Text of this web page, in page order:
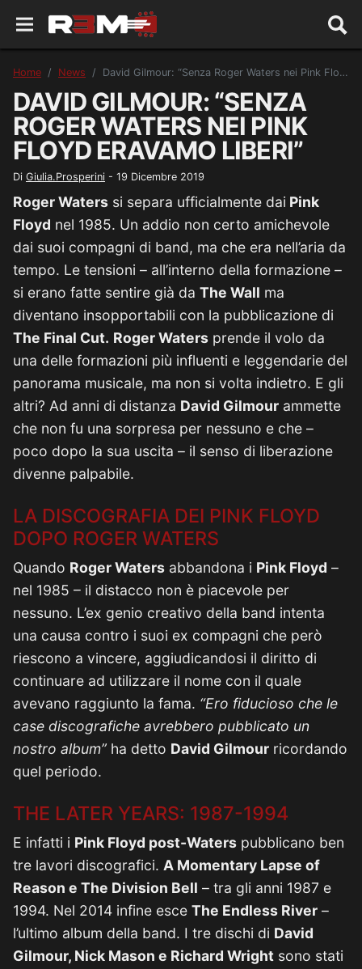
Home News David Gilmour: “Senza Roger Waters nei Pink Floyd eravamo liberi”
DAVID GILMOUR: “SENZA
ROGER WATERS NEI PINK
FLOYD ERAVAMO LIBERI”
Di Giulia.Prosperini - 19 Dicembre 2019
Roger Waters si separa ufficialmente dai Pink
Floyd nel 1985. Un addio non certo amichevole
dai suoi compagni di band, ma che era nell’aria da
tempo. Le tensioni – all’interno della formazione –
si erano fatte sentire già da The Wall ma
diventano insopportabili con la pubblicazione di
The Final Cut. Roger Waters prende il volo da
una delle formazioni più influenti e leggendarie del
panorama musicale, ma non si volta indietro. E gli
altri? Ad anni di distanza David Gilmour ammette
che non fu una sorpresa per nessuno e che –
poco dopo la sua uscita – il senso di liberazione
divenne palpabile.
LA DISCOGRAFIA DEI PINK FLOYD
DOPO ROGER WATERS
Quando Roger Waters abbandona i Pink Floyd –
nel 1985 – il distacco non è piacevole per
nessuno. L’ex genio creativo della band intenta
una causa contro i suoi ex compagni che però
riescono a vincere, aggiudicandosi il diritto di
continuare ad utilizzare il nome con il quale
avevano raggiunto la fama. “Ero fiducioso che le
case discografiche avrebbero pubblicato un
nostro album” ha detto David Gilmour ricordando
quel periodo.
THE LATER YEARS: 1987-1994
E infatti i Pink Floyd post-Waters pubblicano ben
tre lavori discografici. A Momentary Lapse of
Reason e The Division Bell – tra gli anni 1987 e
1994. Nel 2014 infine esce The Endless River –
l’ultimo album della band. I tre dischi di David
Gilmour, Nick Mason e Richard Wright sono stati